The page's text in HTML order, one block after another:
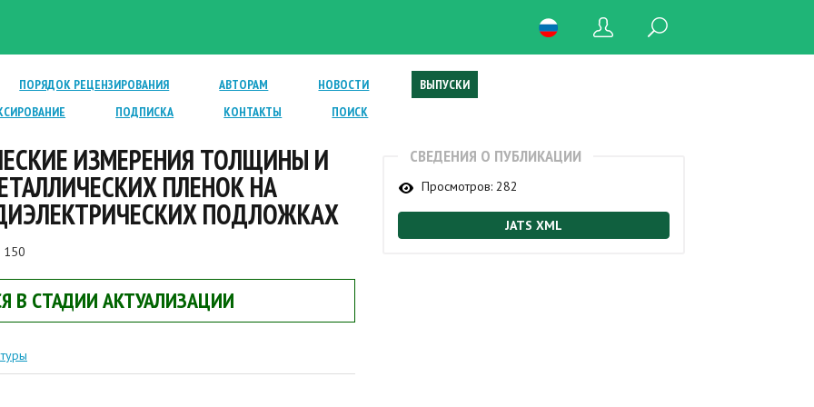
ПОРЯДОК РЕЦЕНЗИРОВАНИЯ АВТОРАМ НОВОСТИ
ВЫПУСКИ
ПОДПИСКА КОНТАКТЫ ПОИСК
ИЗМЕРЕНИЯ ТОЛЩИНЫ И
ПЛЕНОК НА
ПОДЛОЖКАХ
150
В СТАДИИ АКТУАЛИЗАЦИИ
СВЕДЕНИЯ О ПУБЛИКАЦИИ
Просмотров:282
JATS XML